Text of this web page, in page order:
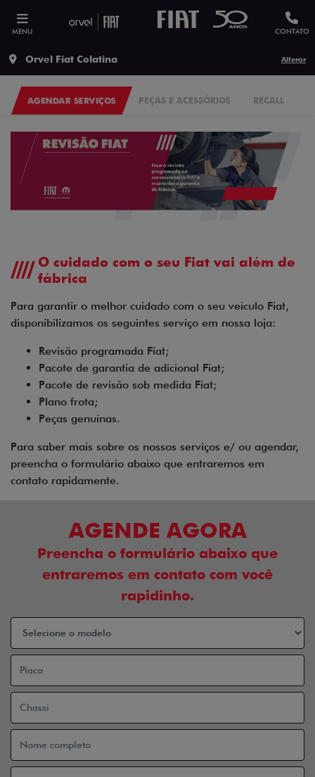
MENU CONTATO
Orvel Fiat Colatina Alterar
AGENDAR SERVIÇOS PEÇAS E ACESSÓRIOS RECALL
O cuidado com o seu Fiat vai além de
fábrica
Para garantir o melhor cuidado com o seu veículo Fiat,
disponibilizamos os seguintes serviço em nossa loja:
Revisão programada Fiat;
Pacote de garantia de adicional Fiat;
Pacote de revisão sob medida Fiat;
Plano frota;
Peças genuínas.
Para saber mais sobre os nossos serviços e/ ou agendar,
preencha o formulário abaixo que entraremos em
contato rapidamente.
AGENDE AGORA
Preencha o formulário abaixo que
entraremos em contato com você
rapidinho.